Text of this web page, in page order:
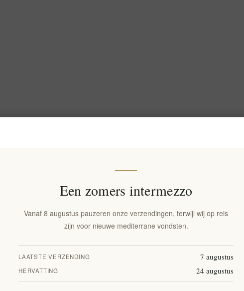
Een zomers intermezzo
Vanaf 8 augustus pauzeren onze verzendingen, terwijl wij op reis
zijn voor nieuwe mediterrane vondsten.
LAATSTE VERZENDING 7 augustus
HERVATTING 24 augustus